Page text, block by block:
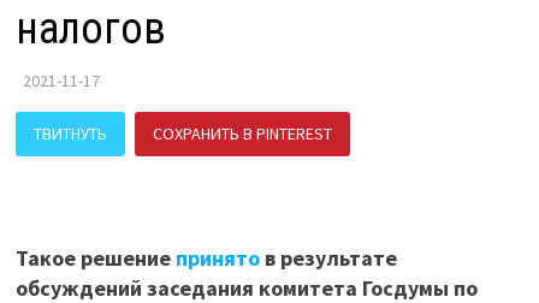
налогов
2021-11-17
ТВИТНУТЬ СОХРАНИТЬ В PINTEREST
Такое решение принятов результате
обсуждений заседания комитета Госдумы по